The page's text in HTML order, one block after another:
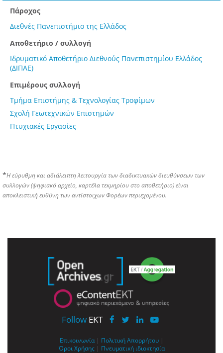
Πάροχος
Διεθνές Πανεπιστήμιο της Ελλάδος
Αποθετήριο / συλλογή
Ιδρυματικό Αποθετήριο Διεθνούς Πανεπιστημίου Ελλάδος
(ΔΙΠΑΕ)
Επιμέρους συλλογή
Τμήμα Επιστήμης & Τεχνολογίας Τροφίμων
Σχολή Γεωτεχνικών Επιστημών
Πτυχιακές Εργασίες
*Η εύρυθμη και αδιάλειπτη λειτουργία των διαδικτυακών διευθύνσεων των
συλλογών (ψηφιακό αρχείο, καρτέλα τεκμηρίου στο αποθετήριο) είναι
αποκλειστική ευθύνη των αντίστοιχων Φορέων περιεχομένου.
Follow EKT
Επικοινωνία | Πολιτική Απορρήτου |
Όροι Χρήσης | Πνευματική ιδιοκτησία